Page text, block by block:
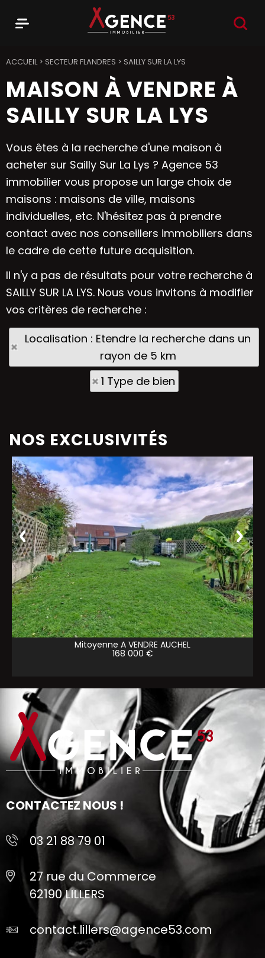
ACCUEIL> SECTEUR FLANDRES > SAILLY SUR LA LYS
MAISON À VENDRE À
SAILLY SUR LA LYS
Vous êtes à la recherche d'une maison à
acheter sur Sailly Sur La Lys ? Agence 53
immobilier vous propose un large choix de
maisons : maisons de ville, maisons
individuelles, etc. N'hésitez pas à prendre
contact avec nos conseillers immobiliers dans
le cadre de cette future acquisition.
Il n'y a pas de résultats pour votre recherche à
SAILLY SUR LA LYS. Nous vous invitons à modifier
vos critères de recherche :
Localisation : Etendre la recherche dans un
rayon de 5 km
1 Type de bien
NOS EXCLUSIVITÉS
Mitoyenne A VENDRE AUCHEL
168 000 €
CONTACTEZ NOUS !
03 21 88 79 01
27 rue du Commerce
62190 LILLERS
contact.lillers@agence53.com